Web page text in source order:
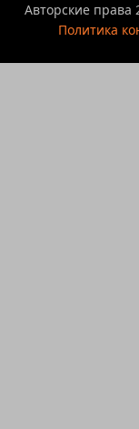
Авторские права
Политика